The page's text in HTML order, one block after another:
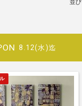
並び
8.12(水)迄